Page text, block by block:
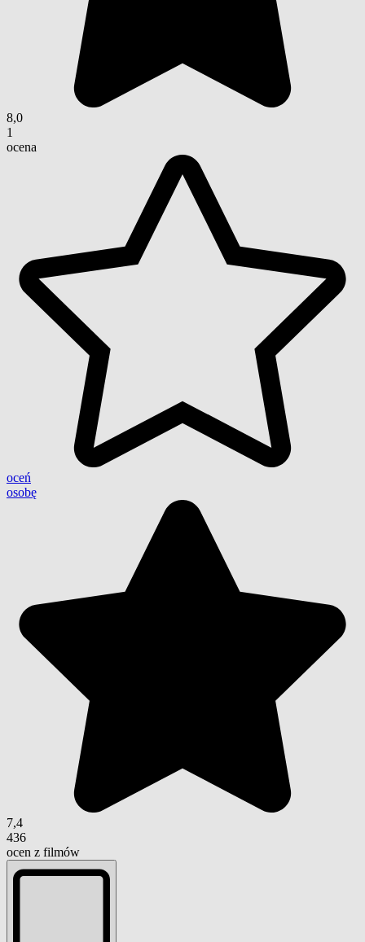
8,0
1
ocena
oceń
osobę
7,4
436
ocen z filmów